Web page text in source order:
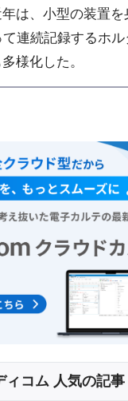
は、小型の装置を
連続記録するホル
様化した。
ィコム 人気の記事